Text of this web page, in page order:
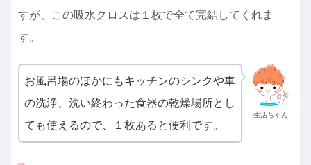
すが、この吸水クロスは１枚で全て完結してくれま
す。
生活ちゃん
お風呂場のほかにもキッチンのシンクや車
の洗浄、洗い終わった食器の乾燥場所とし
ても使えるので、１枚あると便利です。